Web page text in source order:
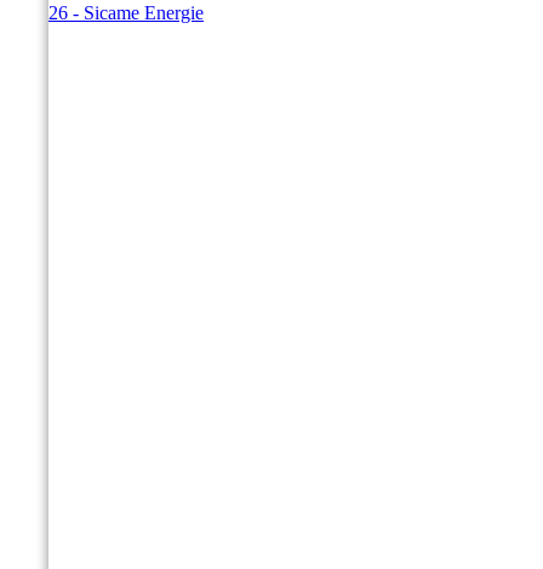
© 2026 - Sicame Energie